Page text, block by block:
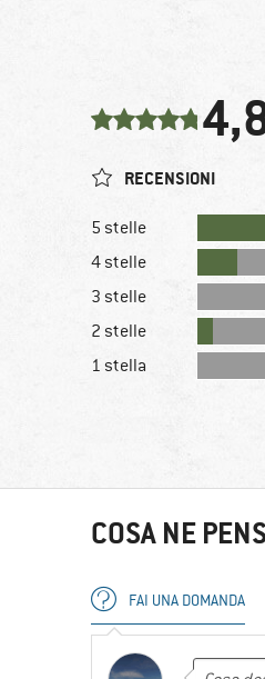
RECENSIONI
5 stelle
4 stelle
3 stelle
2 stelle
1 stella
COSA NE
FAI UNA DOMANDA